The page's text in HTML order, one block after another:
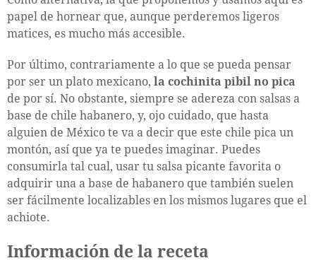
papel de hornear que, aunque perderemos ligeros
matices, es mucho más accesible.
Por último, contrariamente a lo que se pueda pensar
por ser un plato mexicano, la cochinita pibil no pica
de por sí. No obstante, siempre se adereza con salsas a
base de chile habanero, y, ojo cuidado, que hasta
alguien de México te va a decir que este chile pica un
montón, así que ya te puedes imaginar. Puedes
consumirla tal cual, usar tu salsa picante favorita o
adquirir una a base de habanero que también suelen
ser fácilmente localizables en los mismos lugares que el
achiote.
Información de la receta